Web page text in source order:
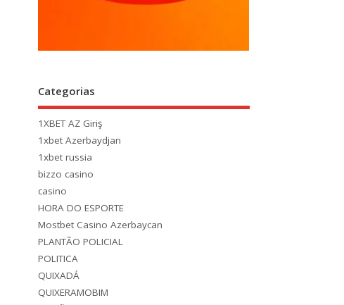
Categorias
1XBET AZ Giriş
1xbet Azerbaydjan
1xbet russia
bizzo casino
casino
HORA DO ESPORTE
Mostbet Casino Azerbaycan
PLANTÃO POLICIAL
POLITICA
QUIXADÁ
QUIXERAMOBIM